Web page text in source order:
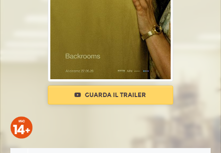
GUARDA IL TRAILER